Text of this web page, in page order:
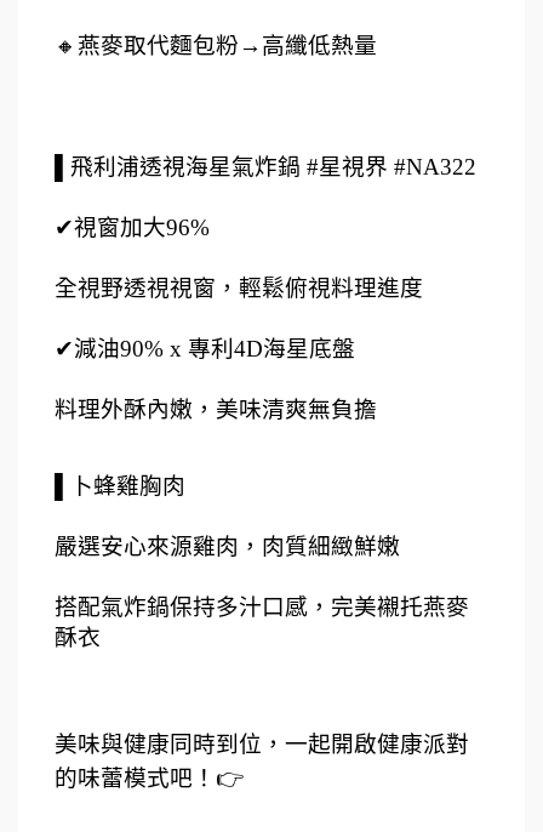
🔸燕麥取代麵包粉→高纖低熱量
▌飛利浦透視海星氣炸鍋 #星視界 #NA322
✔視窗加大96%
全視野透視視窗，輕鬆俯視料理進度
✔減油90% x 專利4D海星底盤
料理外酥內嫩，美味清爽無負擔
▌卜蜂雞胸肉
嚴選安心來源雞肉，肉質細緻鮮嫩
搭配氣炸鍋保持多汁口感，完美襯托燕麥
酥衣
美味與健康同時到位，一起開啟健康派對
的味蕾模式吧！👉